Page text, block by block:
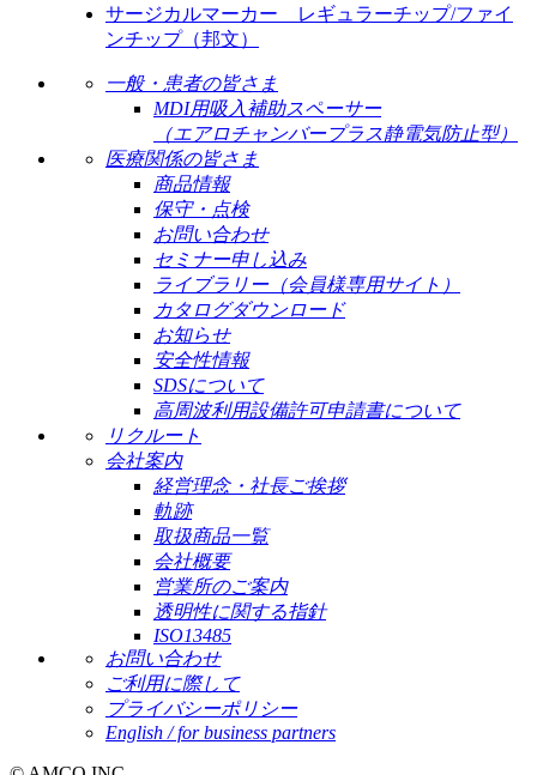
サージカルマーカー レギュラーチップ/ファイ
ンチップ（邦文）
一般・患者の皆さま
MDI用吸入補助スペーサー
（エアロチャンバープラス静電気防止型）
医療関係の皆さま
商品情報
保守・点検
お問い合わせ
セミナー申し込み
ライブラリー（会員様専用サイト）
カタログダウンロード
お知らせ
安全性情報
SDSについて
高周波利用設備許可申請書について
リクルート
会社案内
経営理念・社長ご挨拶
軌跡
取扱商品一覧
会社概要
営業所のご案内
透明性に関する指針
ISO13485
お問い合わせ
ご利用に際して
プライバシーポリシー
English / for business partners